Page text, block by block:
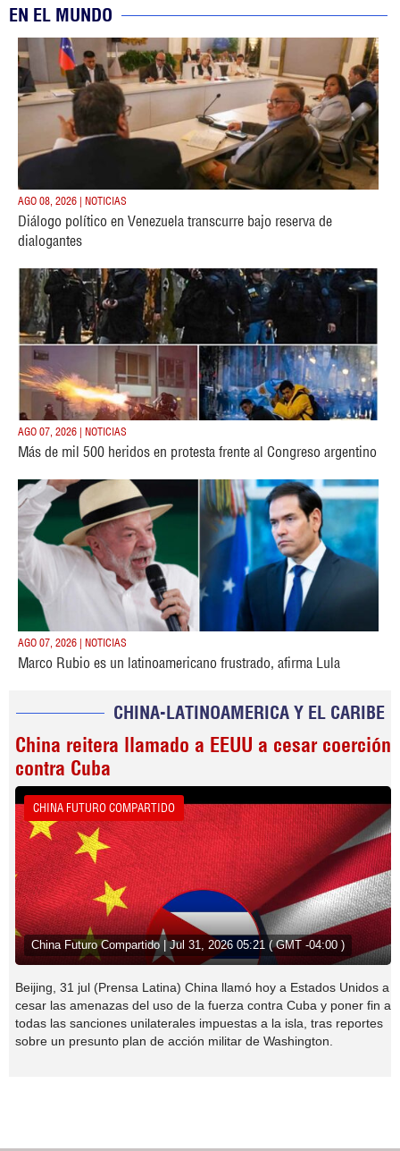
EN EL MUNDO
AGO 08, 2026 | NOTICIAS
Diálogo político en Venezuela transcurre bajo reserva de
dialogantes
AGO 07, 2026 | NOTICIAS
Más de mil 500 heridos en protesta frente al Congreso argentino
AGO 07, 2026 | NOTICIAS
Marco Rubio es un latinoamericano frustrado, afirma Lula
CHINA-LATINOAMERICA Y EL CARIBE
China reitera llamado a EEUU a cesar coerción
contra Cuba
CHINA FUTURO COMPARTIDO
China Futuro Compartido | Jul 31, 2026 05:21 ( GMT -04:00 )
Beijing, 31 jul (Prensa Latina) China llamó hoy a Estados Unidos a
cesar las amenazas del uso de la fuerza contra Cuba y poner fin a
todas las sanciones unilaterales impuestas a la isla, tras reportes
sobre un presunto plan de acción militar de Washington.